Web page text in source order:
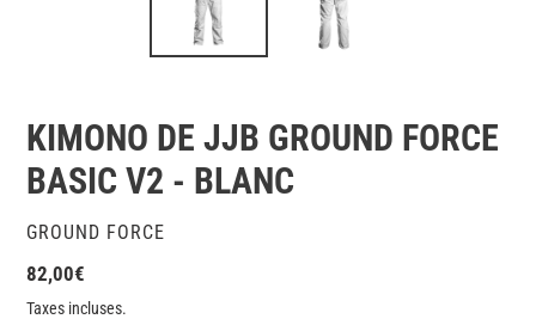
KIMONO DE JJB GROUND FORCE
BASIC V2 - BLANC
DISTRIBUTEUR
GROUND FORCE
Prix
normal
82,00€
Taxes incluses.